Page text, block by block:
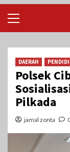
Menu
DAERAH
Polsek
Pilkada
jamal zonta